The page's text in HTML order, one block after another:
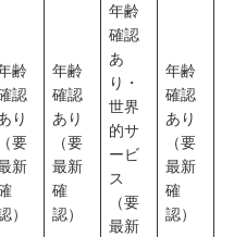
齢
認
り
（要
新
）
年齢
確認
あり
（要
最新
確
認）
年齢
確認
あ
り・
世界
的サ
ービ
ス
（要
最新
年齢
確認
あり
（要
最新
確
認）